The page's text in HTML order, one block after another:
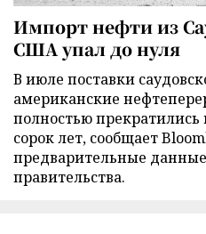
Импорт нефти из
США упал до нуля
В июле поставки
американские
полностью прекратились
сорок лет, сообщает
предварительные
правительства.